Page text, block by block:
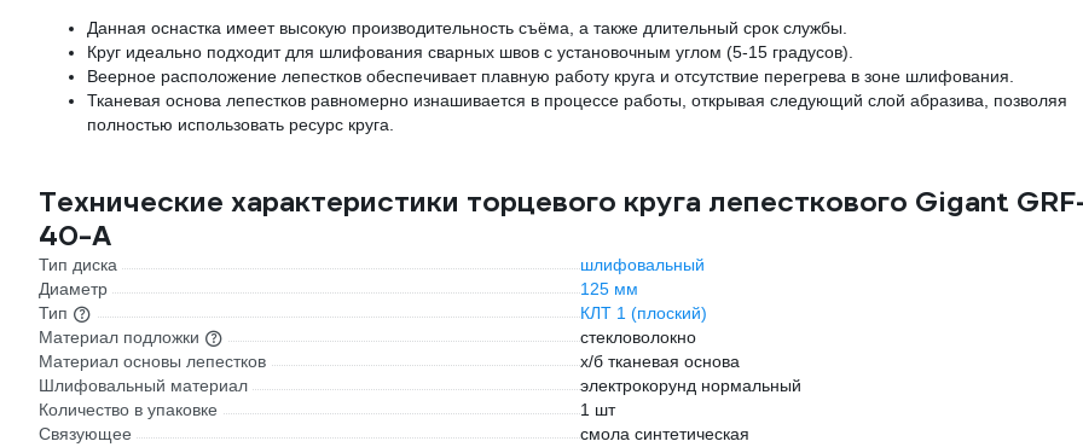
Данная оснастка имеет высокую производительность съёма, а также длительный срок службы.
Круг идеально подходит для шлифования сварных швов с установочным углом (5-15 градусов).
Веерное расположение лепестков обеспечивает плавную работу круга и отсутствие перегрева в зоне шлифования.
Тканевая основа лепестков равномерно изнашивается в процессе работы, открывая следующий слой абразива, позволяя
полностью использовать ресурс круга.
Технические характеристики торцевого круга лепесткового Gigant
40-А
Тип диска
шлифовальный
Диаметр
125 мм
Тип
КЛТ 1 (плоский)
Материал подложки
стекловолокно
Материал основы лепестков
х/б тканевая основа
Шлифовальный материал
электрокорунд нормальный
Количество в упаковке
1 шт
Связующее
смола синтетическая